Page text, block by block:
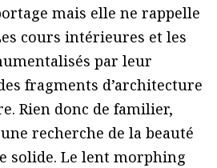
mais elle ne rappelle
cours intérieures et les
par leur
fragments d’architecture
Rien donc de familier,
recherche de la beauté
solide. Le lent morphing